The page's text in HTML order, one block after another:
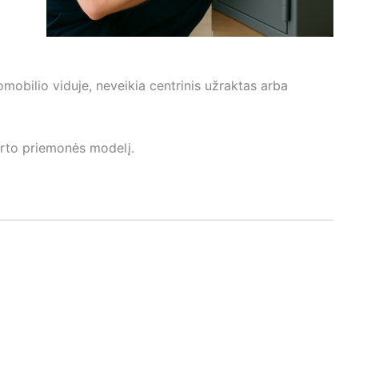
viduje, neveikia centrinis užraktas arba
priemonės modelį.